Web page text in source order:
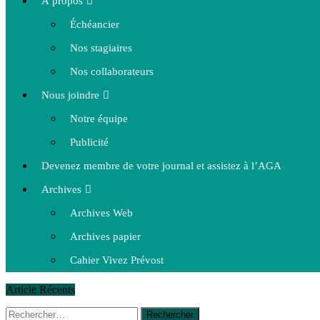
Échéancier
Nos stagiaires
Nos collaborateurs
Nous joindre
Notre équipe
Publicité
Devenez membre de votre journal et assistez à l’AGA
Archives
Archives Web
Archives papier
Cahier Vivez Prévost
Article Récents
14 octobre 2015
La course de boîtes à savon du club
Rechercher :